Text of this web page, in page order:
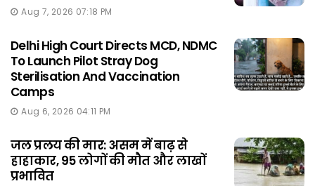
Aug 7, 2026 07:18 PM
Delhi High Court Directs MCD, NDMC
To Launch Pilot Stray Dog
Sterilisation And Vaccination
Camps
Aug 6, 2026 04:11 PM
जल प्रलय की मार: असम में बाढ़ से
हाहाकार, 95 लोगों की मौत और लाखों
प्रभावित